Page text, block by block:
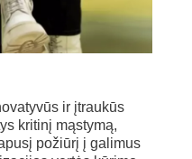
ir įtraukūs
kritinį mąstymą,
požiūrį į galimus